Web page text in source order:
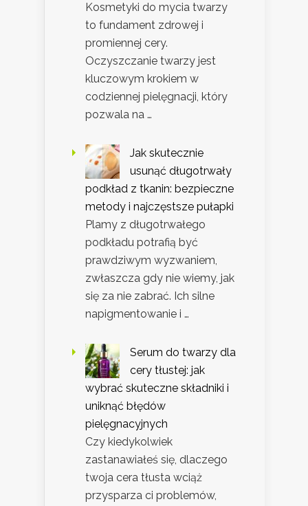
Kosmetyki do mycia twarzy
to fundament zdrowej i
promiennej cery.
Oczyszczanie twarzy jest
kluczowym krokiem w
codziennej pielęgnacji, który
pozwala na …
Jak skutecznie
usunąć długotrwały
podkład z tkanin: bezpieczne
metody i najczęstsze pułapki
Plamy z długotrwałego
podkładu potrafią być
prawdziwym wyzwaniem,
zwłaszcza gdy nie wiemy, jak
się za nie zabrać. Ich silne
napigmentowanie i …
Serum do twarzy dla
cery tłustej: jak
wybrać skuteczne składniki i
uniknąć błędów
pielęgnacyjnych
Czy kiedykolwiek
zastanawiałeś się, dlaczego
twoja cera tłusta wciąż
przysparza ci problemów,